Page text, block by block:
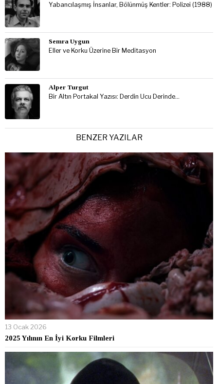
Yabancılaşmış İnsanlar, Bölünmüş Kentler: Polizei (1988)
Semra Uygun
Eller ve Korku Üzerine Bir Meditasyon
Alper Turgut
Bir Altın Portakal Yazısı: Derdin Ucu Derinde…
BENZER YAZILAR
13 Ocak 2026
2025 Yılının En İyi Korku Filmleri